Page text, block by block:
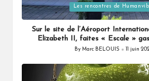
in
Les rencontres de
Sur le site de l’Aéroport
Elizabeth II, faites « Escale »
Posted
By Marc BELOUIS 11 juin